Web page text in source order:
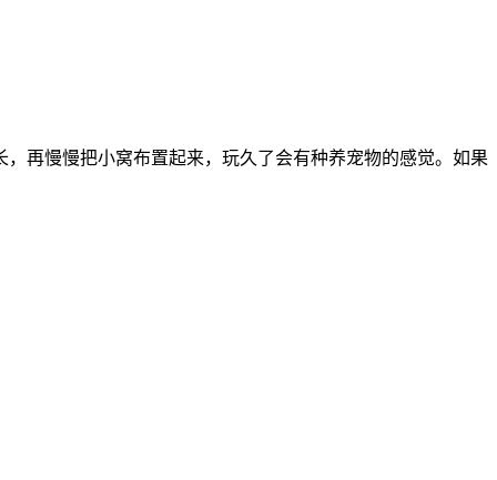
再慢慢把小窝布置起来，玩久了会有种养宠物的感觉。如果